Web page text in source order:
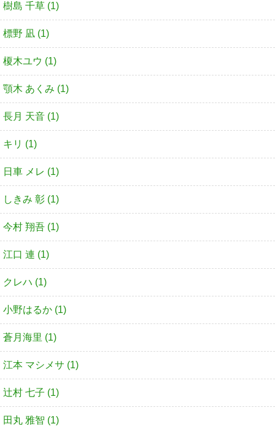
樹島 千草 (1)
標野 凪 (1)
榎木ユウ (1)
顎木 あくみ (1)
長月 天音 (1)
キリ (1)
日車 メレ (1)
しきみ 彰 (1)
今村 翔吾 (1)
江口 連 (1)
クレハ (1)
小野はるか (1)
蒼月海里 (1)
江本 マシメサ (1)
辻村 七子 (1)
田丸 雅智 (1)